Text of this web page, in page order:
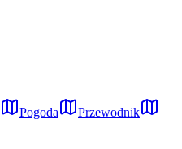
Pogoda
Przewodnik